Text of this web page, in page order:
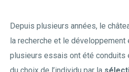
Depuis plusieurs années, le
la recherche et le développement
plusieurs essais ont été conduits